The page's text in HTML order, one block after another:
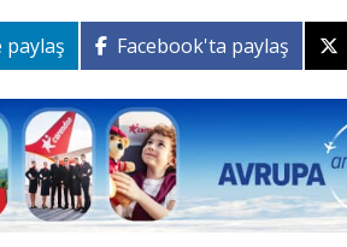
paylaş Facebook'ta paylaş